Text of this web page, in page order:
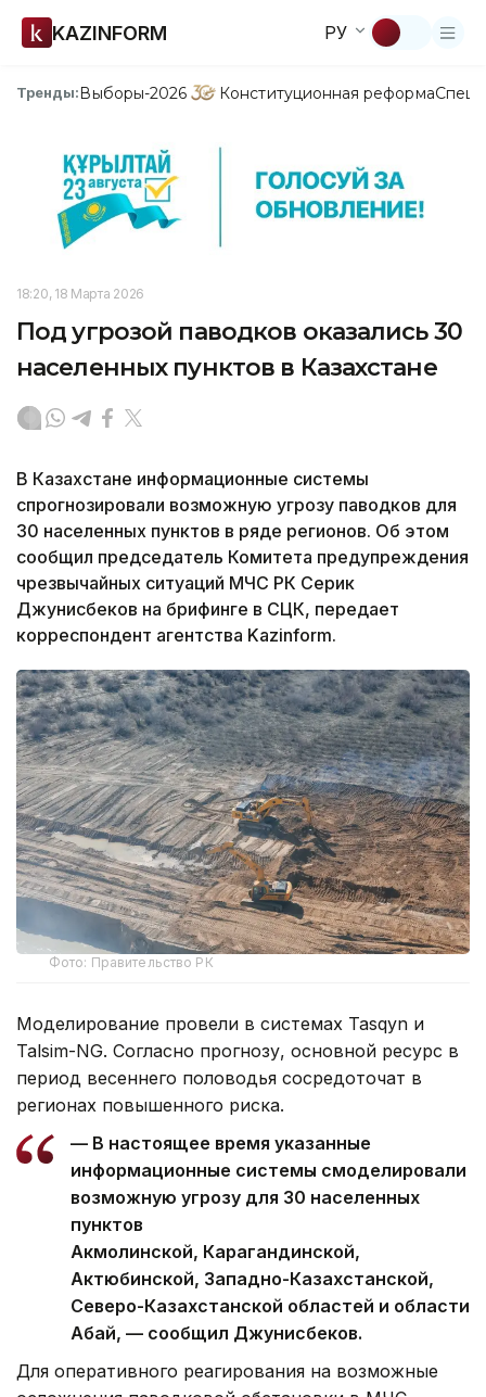
KAZINFORM РУ
Тренды:Выборы-2026 Конституционная реформа
18:20, 18 Марта 2026
Под угрозой паводков оказались 30
населенных пунктов в Казахстане
В Казахстане информационные системы
спрогнозировали возможную угрозу паводков для
30 населенных пунктов в ряде регионов. Об этом
сообщил председатель Комитета предупреждения
чрезвычайных ситуаций МЧС РК Серик
Джунисбеков на брифинге в СЦК, передает
корреспондент агентства Kazinform.
Фото: Правительство РК
Моделирование провели в системах Tasqyn и
Talsim-NG. Согласно прогнозу, основной ресурс в
период весеннего половодья сосредоточат в
регионах повышенного риска.
— В настоящее время указанные
информационные системы смоделировали
возможную угрозу для 30 населенных
пунктов
Акмолинской, Карагандинской,
Актюбинской, Западно-Казахстанской,
Северо-Казахстанской областей и области
Абай, — сообщил Джунисбеков.
Для оперативного реагирования на возможные